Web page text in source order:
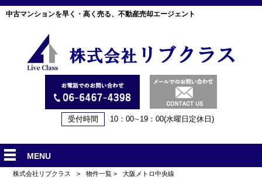
中古マンションを早く・高く売る、不動産売却エージェント
受付時間 10：00∼19：00(水曜日定休日)
MENU
株式会社リブクラス > 物件一覧 > 大阪メトロ中央線